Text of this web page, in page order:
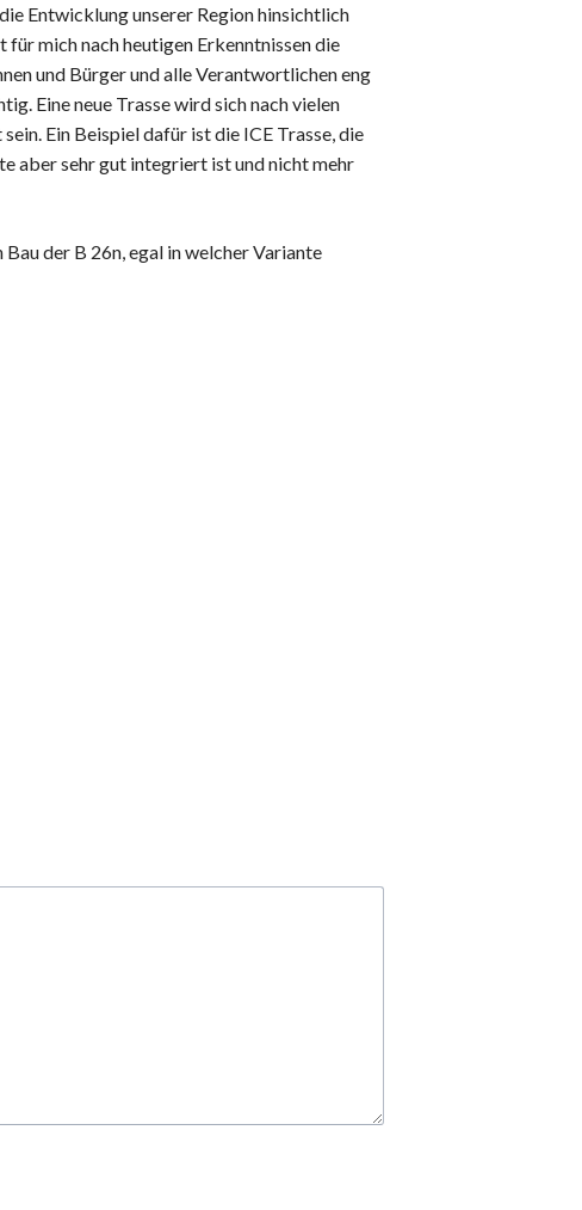
Entwicklung unserer Region hinsichtlich
mich nach heutigen Erkenntnissen die
und Bürger und alle Verantwortlichen eng
Eine neue Trasse wird sich nach vielen
Ein Beispiel dafür ist die ICE Trasse, die
aber sehr gut integriert ist und nicht mehr
der B 26n, egal in welcher Variante